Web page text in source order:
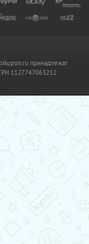
принадлежат
1127747063212